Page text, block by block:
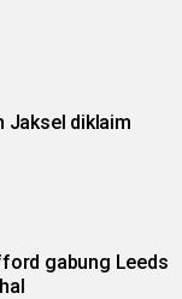
Jaksel diklaim
gabung Leeds